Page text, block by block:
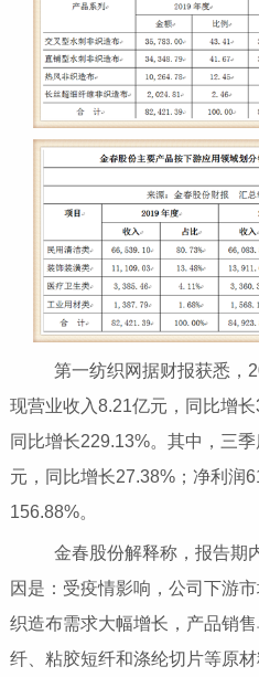
第一纺织网据财报获悉，
现营业收入8.21亿元，同比增
同比增长229.13%。其中，三
元，同比增长27.38%；净利润
156.88%。
金春股份解释称，报告期
因是：受疫情影响，公司下游
织造布需求大幅增长，产品销
纤、粘胶短纤和涤纶切片等原